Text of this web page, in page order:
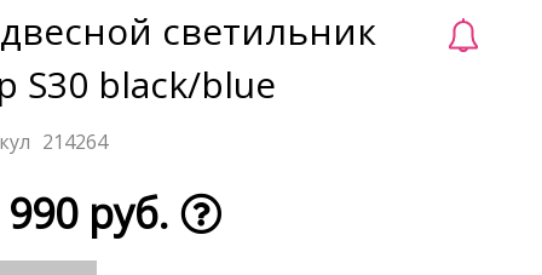
светильник
S30 black/blue
214264
990 руб.